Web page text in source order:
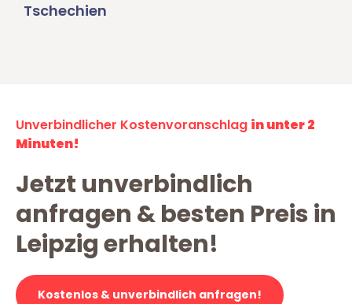
Tschechien
Unverbindlicher Kostenvoranschlag in unter 2
Minuten!
Jetzt unverbindlich
anfragen & besten Preis in
Leipzig erhalten!
Kostenlos & unverbindlich anfragen!